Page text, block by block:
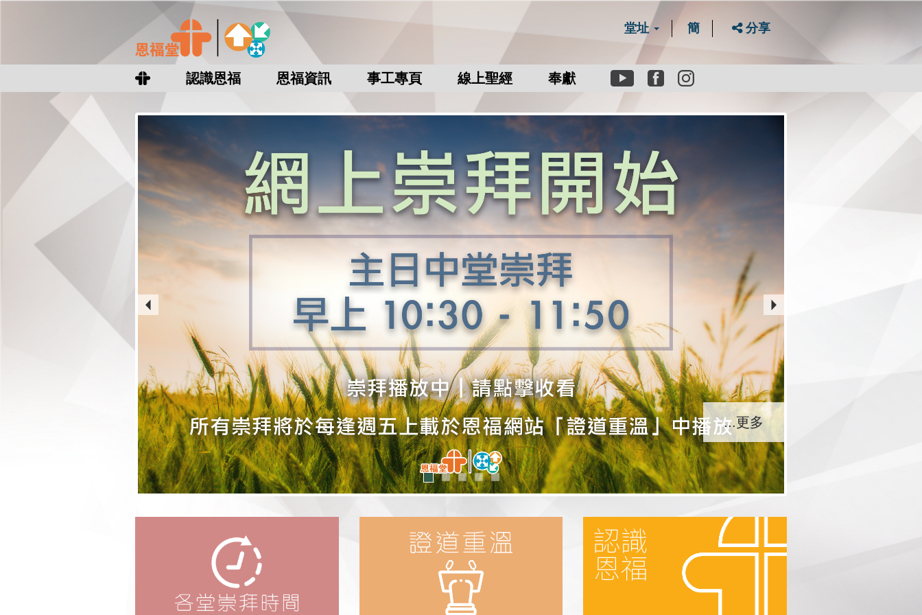
堂址 簡 分享
認識恩福 恩福資訊 事工專頁 線上聖經 奉獻
YoutubeFacebook
...更多
...更多